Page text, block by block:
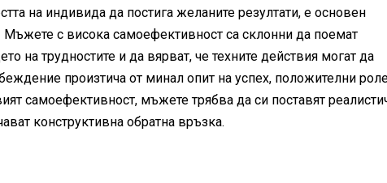
на индивида да постига желаните резултати, е основен
Мъжете с висока самоефективност са склонни да поемат
на трудностите и да вярват, че техните действия могат да
произтича от минал опит на успех, положителни
самоефективност, мъжете трябва да си поставят
конструктивна обратна връзка.